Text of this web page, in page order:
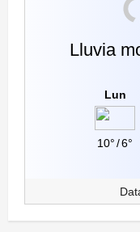
Lluvia
Lun
10°/6°